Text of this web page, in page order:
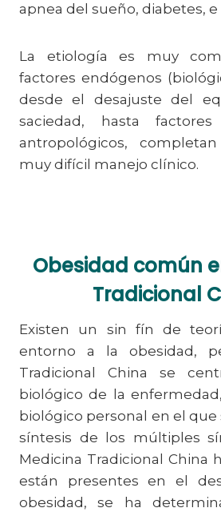
apnea del sueño, diabetes,
La etiología es muy
factores endógenos
desde el desajuste del
saciedad, hasta
antropológicos,
muy difícil manejo clínico.
Obesidad común
Tradicional
Existen un sin fín de
entorno a la obesidad,
Tradicional China se
biológico de la
biológico personal en el que
síntesis de los múltiples
Medicina Tradicional China
están presentes en el
obesidad, se ha